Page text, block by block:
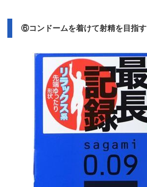
⑥コンドームを着けて射精を目指す